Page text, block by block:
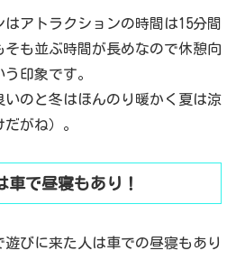
アトラクションの時間は15分間
そも並ぶ時間が長めなので休憩向
印象です。
のと冬はほんのり暖かく夏は涼
がね）。
車で昼寝もあり！
びに来た人は車での昼寝もあり